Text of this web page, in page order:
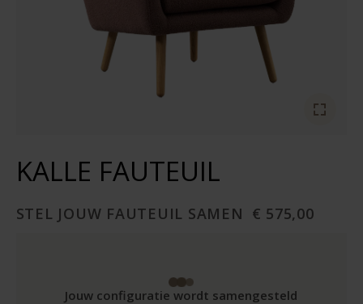
KALLE FAUTEUIL
STEL JOUW FAUTEUIL SAMEN € 575,00
Jouw configuratie wordt samengesteld